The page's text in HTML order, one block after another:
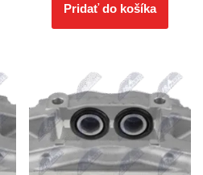
Pridať do košíka